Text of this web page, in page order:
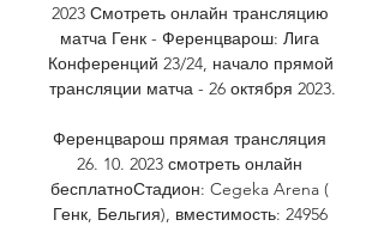
2023 Смотреть онлайн трансляцию
матча Генк - Ференцварош: Лига
Конференций 23/24, начало прямой
трансляции матча - 26 октября 2023.
Ференцварош прямая трансляция
26. 10. 2023 смотреть онлайн
бесплатноСтадион: Cegeka Arena (
Генк, Бельгия), вместимость: 24956